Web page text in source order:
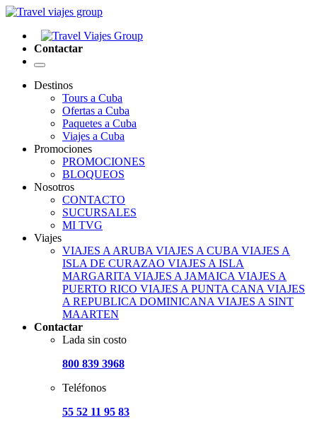
Contactar
Destinos
Tours a Cuba
Ofertas a Cuba
Paquetes a Cuba
Viajes a Cuba
Promociones
PROMOCIONES
BLOQUEOS
Nosotros
CONTACTO
SUCURSALES
MI TVG
Viajes
VIAJES A ARUBA VIAJES A CUBA VIAJES A
ISLA DE CURAZAO VIAJES A ISLA
MARGARITA VIAJES A JAMAICA VIAJES A
PUERTO RICO VIAJES A PUNTA CANA VIAJES
A REPUBLICA DOMINICANA VIAJES A SINT
MAARTEN
Contactar
Lada sin costo
800 839 3968
Teléfonos
55 52 11 95 83